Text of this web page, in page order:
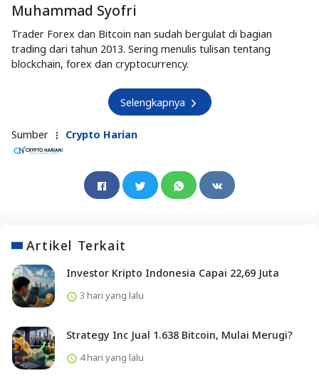
Muhammad Syofri
Trader Forex dan Bitcoin nan sudah bergulat di bagian
trading dari tahun 2013. Sering menulis tulisan tentang
blockchain, forex dan cryptocurrency.
Selengkapnya
Sumber Crypto Harian
Artikel Terkait
Investor Kripto Indonesia Capai 22,69 Juta
3 hari yang lalu
Strategy Inc Jual 1.638 Bitcoin, Mulai Merugi?
4 hari yang lalu